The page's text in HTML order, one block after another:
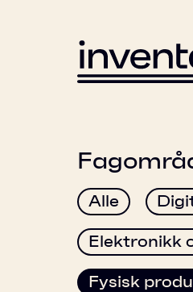
Alle
Elektronikk
Fysisk